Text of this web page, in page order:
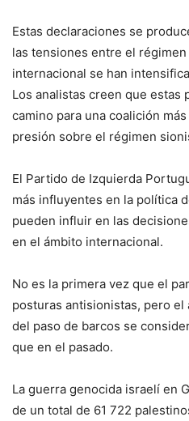
Estas declaraciones se
las tensiones entre el
internacional se han
Los analistas creen que estas
camino para una coalición
presión sobre el régimen
El Partido de Izquierda
más influyentes en la política
pueden influir en las
en el ámbito internacional.
No es la primera vez que el
posturas antisionistas, pero
del paso de barcos se
que en el pasado.
La guerra genocida israelí en
de un total de 61 722